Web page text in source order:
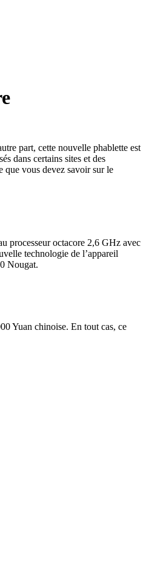
part, cette nouvelle phablette est
dans certains sites et des
que vous devez savoir sur le
processeur octacore 2,6 GHz avec
technologie de l’appareil
Nougat.
Yuan chinoise. En tout cas, ce